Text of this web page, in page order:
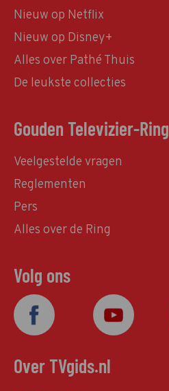
Nieuw op Netflix
Nieuw op Disney+
Alles over Pathé Thuis
De leukste collecties
Gouden Televizier-Ring
Veelgestelde vragen
Reglementen
Pers
Alles over de Ring
Volg ons
Over TVgids.nl